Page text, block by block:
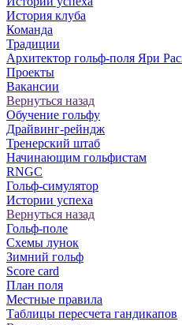
История клуба
Команда
Традиции
Архитектор гольф-поля Яри
Проекты
Вакансии
Вернуться назад
Обучение гольфу
Драйвинг-рейндж
Тренерский штаб
Начинающим гольфистам
RNGC
Гольф-симулятор
Истории успеха
Вернуться назад
Гольф-поле
Схемы лунок
Зимний гольф
Score card
План поля
Местные правила
Таблицы пересчета гандикапов